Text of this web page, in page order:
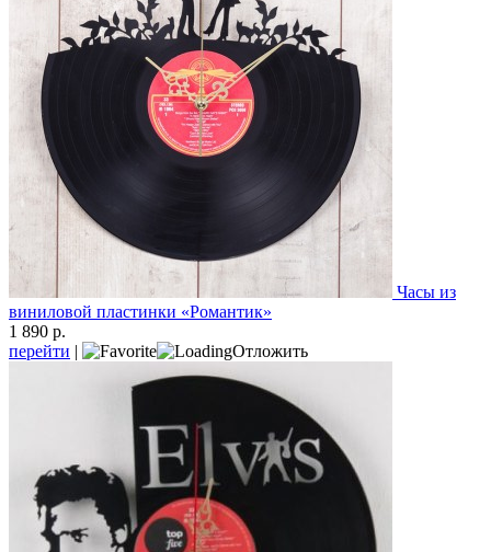
Часы из
виниловой пластинки «Романтик»
1 890 р.
перейти | Отложить